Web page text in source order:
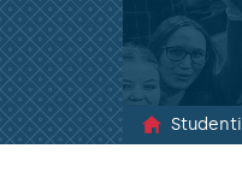
Studenti